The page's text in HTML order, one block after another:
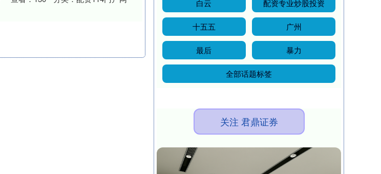
白云 配资专业炒股投资
十五五 广州
最后 暴力
全部话题标签
关注 君鼎证券